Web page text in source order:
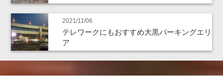
2021/11/06
テレワークにもおすすめ大黒パーキングエリ
ア